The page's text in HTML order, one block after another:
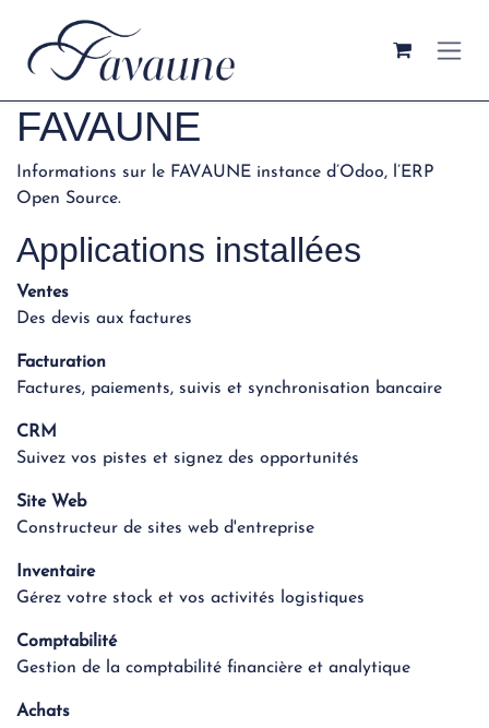
FAVAUNE
Informations sur le FAVAUNE instance d’Odoo, l’ERP
Open Source.
Applications installées
Ventes
Des devis aux factures
Facturation
Factures, paiements, suivis et synchronisation bancaire
CRM
Suivez vos pistes et signez des opportunités
Site Web
Constructeur de sites web d'entreprise
Inventaire
Gérez votre stock et vos activités logistiques
Comptabilité
Gestion de la comptabilité financière et analytique
Achats